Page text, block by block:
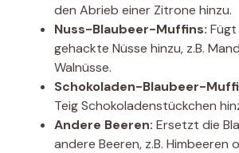
den Abrieb einer Zitrone hinzu.
Nuss-Blaubeer-Muffins: Fügt
gehackte Nüsse hinzu, z.B.
Walnüsse.
Schokoladen-Blaubeer-
Teig Schokoladenstückchen
Andere Beeren: Ersetzt die
andere Beeren, z.B. Himbeeren